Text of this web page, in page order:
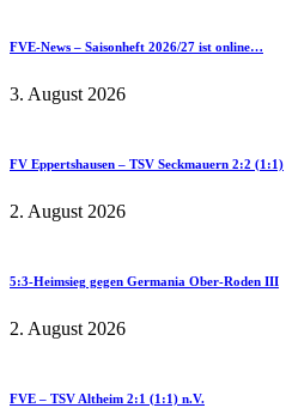
FVE-News – Saisonheft 2026/27 ist online…
3. August 2026
FV Eppertshausen – TSV Seckmauern 2:2 (1:1)
2. August 2026
5:3-Heimsieg gegen Germania Ober-Roden III
2. August 2026
FVE – TSV Altheim 2:1 (1:1) n.V.